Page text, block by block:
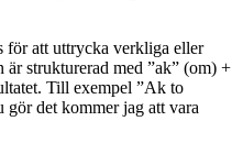
för att uttrycka verkliga eller
strukturerad med ”ak” (om) +
Till exempel ”Ak to
det kommer jag att vara